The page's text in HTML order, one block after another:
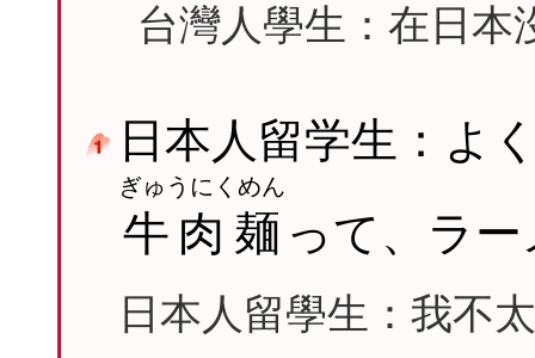
台灣人學生：在日本
日本人留学生：よ
牛肉麺
ぎゅうにくめん
って、ラ
日本人留學生：我不